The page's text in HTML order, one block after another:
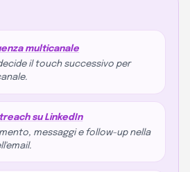
multicanale
il touch successivo per
su LinkedIn
messaggi e follow-up nella